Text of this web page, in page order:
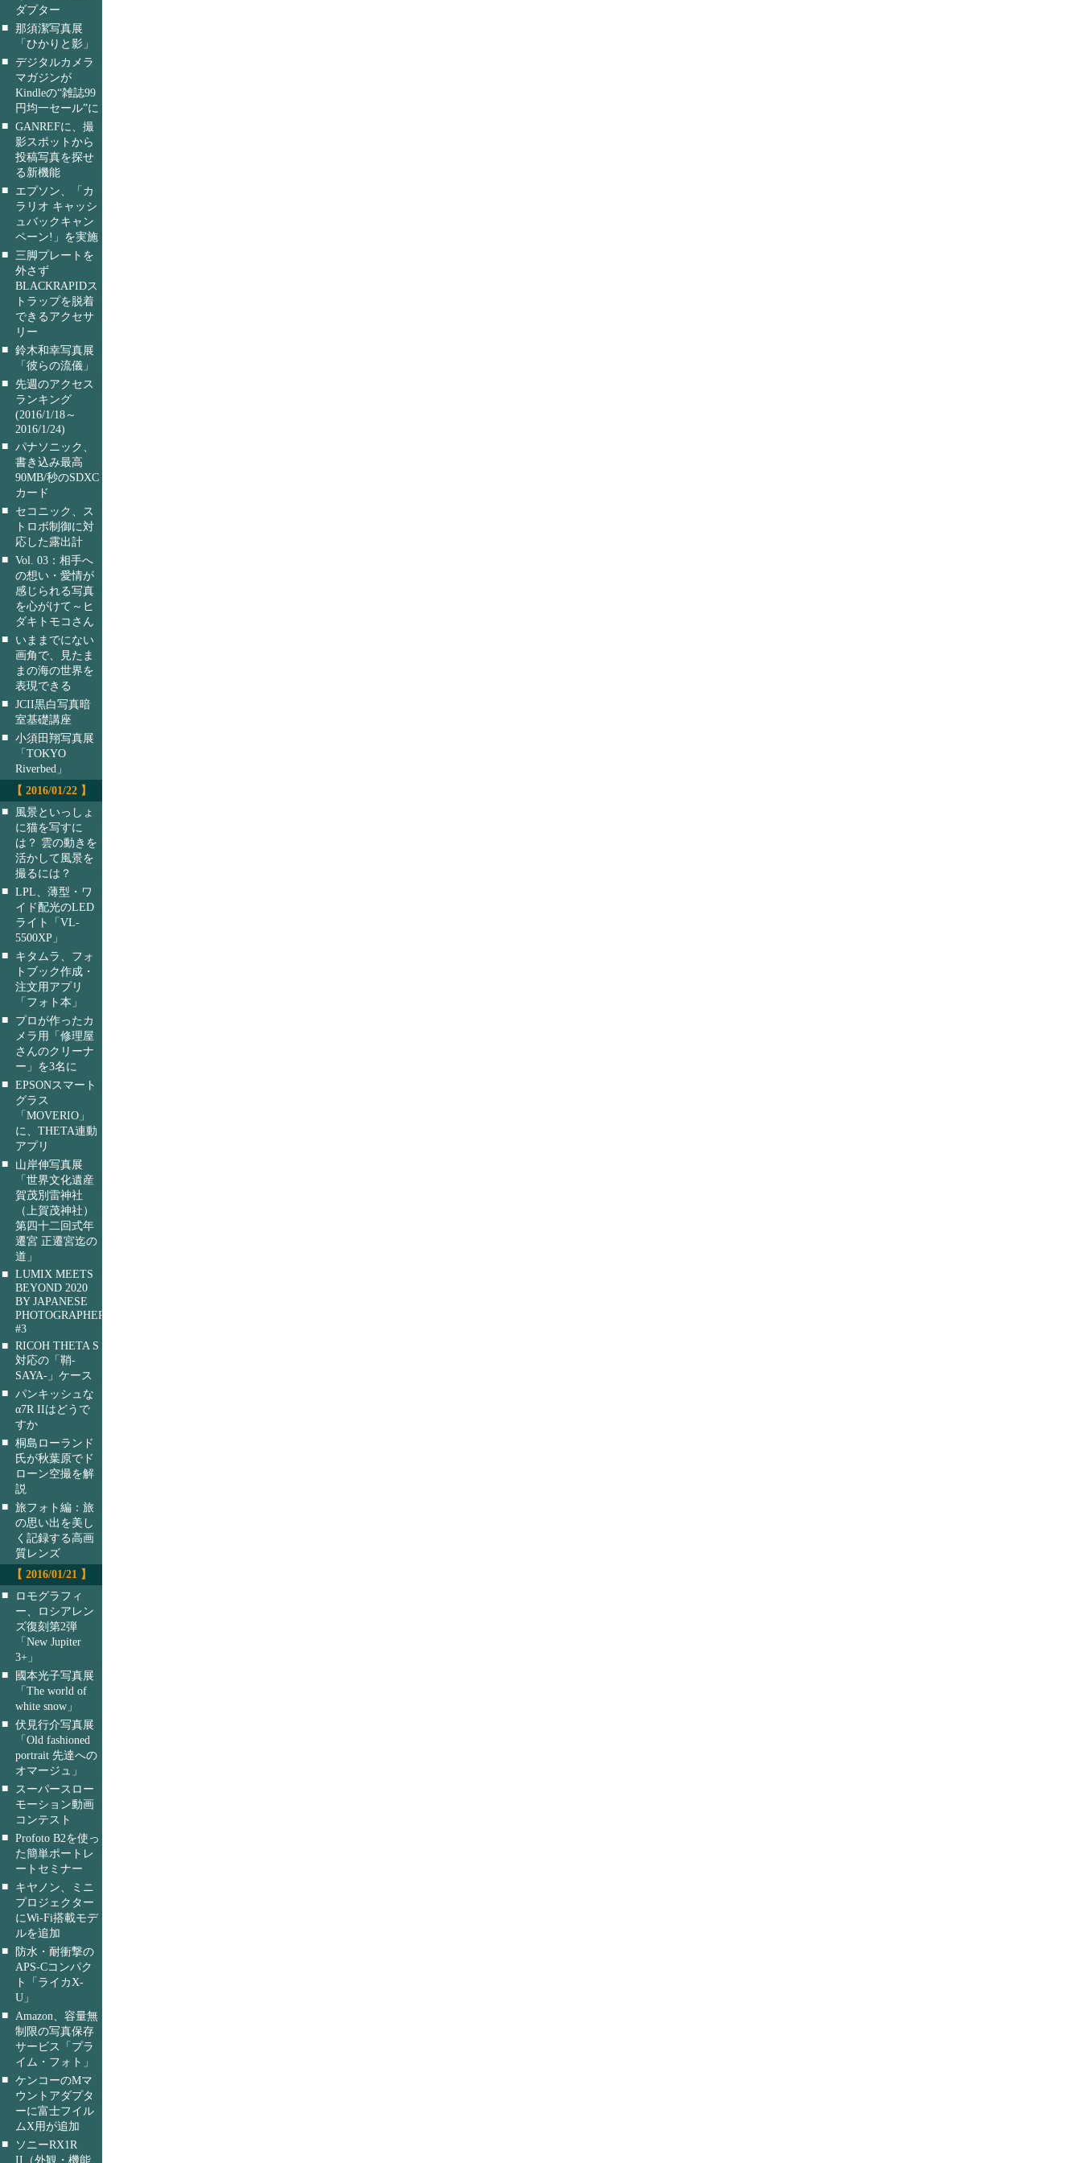
ダプター
■ 那須潔写真展
「ひかりと影」
■ デジタルカメラ
マガジンが
Kindleの“雑誌99
円均一セール”に
■ GANREFに、撮
影スポットから
投稿写真を探せ
る新機能
■
エプソン、「カ
ラリオ キャッシ
ュバックキャン
ペーン!」を実施
■ 三脚プレートを
外さず
BLACKRAPIDス
トラップを脱着
できるアクセサ
リー
■ 鈴木和幸写真展
「彼らの流儀」
■ 先週のアクセス
ランキング
(2016/1/18～
2016/1/24)
■ パナソニック、
書き込み最高
90MB/秒のSDXC
カード
■
セコニック、ス
トロボ制御に対
応した露出計
■ Vol. 03：相手へ
の想い・愛情が
感じられる写真
を心がけて～ヒ
ダキトモコさん
■
いままでにない
画角で、見たま
まの海の世界を
表現できる
■ JCII黒白写真暗
室基礎講座
■ 小須田翔写真展
「TOKYO
Riverbed」
【 2016/01/22 】
■
風景といっしょ
に猫を写すに
は？ 雲の動きを
活かして風景を
撮るには？
■ LPL、薄型・ワ
イド配光のLED
ライト「VL-
5500XP」
■
キタムラ、フォ
トブック作成・
注文用アプリ
「フォト本」
■
プロが作ったカ
メラ用「修理屋
さんのクリーナ
ー」を3名に
■ EPSONスマート
グラス
「MOVERIO」
に、THETA連動
アプリ
■
山岸伸写真展
「世界文化遺産
賀茂別雷神社
（上賀茂神社）
第四十二回式年
遷宮 正遷宮迄の
道」
■ LUMIX MEETS
BEYOND 2020
BY JAPANESE
PHOTOGRAPHERS
#3
■ RICOH THETA S
対応の「鞘-
SAYA-」ケース
■ パンキッシュな
α7R IIはどうで
すか
■ 桐島ローランド
氏が秋葉原でド
ローン空撮を解
説
■ 旅フォト編：旅
の思い出を美し
く記録する高画
質レンズ
【 2016/01/21 】
■
ロモグラフィ
ー、ロシアレン
ズ復刻第2弾
「New Jupiter
3+」
■
國本光子写真展
「The world of
white snow」
■ 伏見行介写真展
「Old fashioned
portrait 先達への
オマージュ」
■
スーパースロー
モーション動画
コンテスト
■ Profoto B2を使っ
た簡単ポートレ
ートセミナー
■
キヤノン、ミニ
プロジェクター
にWi-Fi搭載モデ
ルを追加
■
防水・耐衝撃の
APS-Cコンパク
ト「ライカX-
U」
■
Amazon、容量無
制限の写真保存
サービス「プラ
イム・フォト」
■ ケンコーのMマ
ウントアダプタ
ーに富士フイル
ムX用が追加
■
ソニーRX1R
II（外観・機能